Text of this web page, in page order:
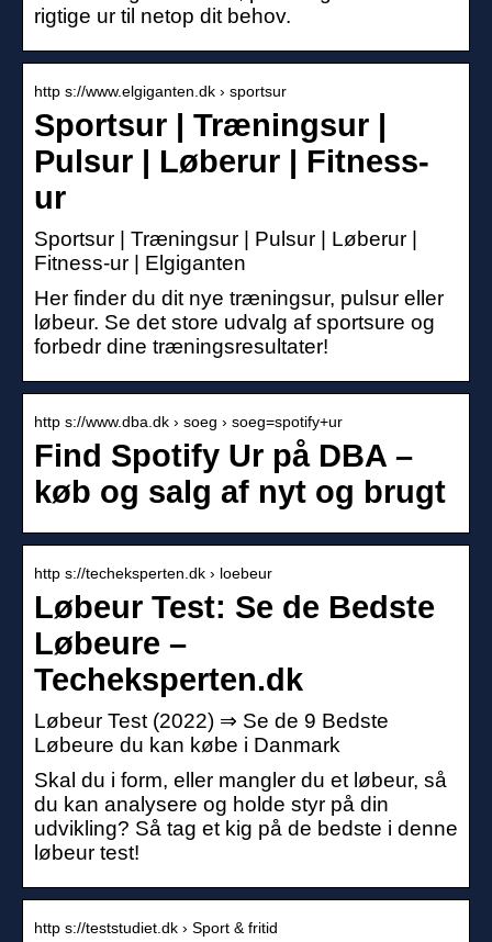
rigtige ur til netop dit behov.
http s://www.elgiganten.dk › sportsur
Sportsur | Træningsur |
Pulsur | Løberur | Fitness-
ur
Sportsur | Træningsur | Pulsur | Løberur |
Fitness-ur | Elgiganten
Her finder du dit nye træningsur, pulsur eller
løbeur. Se det store udvalg af sportsure og
forbedr dine træningsresultater!
http s://www.dba.dk › soeg › soeg=spotify+ur
Find Spotify Ur på DBA –
køb og salg af nyt og brugt
http s://techeksperten.dk › loebeur
Løbeur Test: Se de Bedste
Løbeure –
Techeksperten.dk
Løbeur Test (2022) ⇒ Se de 9 Bedste
Løbeure du kan købe i Danmark
Skal du i form, eller mangler du et løbeur, så
du kan analysere og holde styr på din
udvikling? Så tag et kig på de bedste i denne
løbeur test!
http s://teststudiet.dk › Sport & fritid